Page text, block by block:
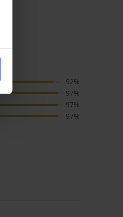
92%
97%
97%
97%